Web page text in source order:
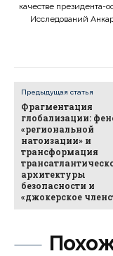
качестве президента-
Исследований
Предыдущая статья
Фрагментация
глобализации:
«региональной
натоизации» и
трансформация
архитектуры
безопасности и
«джокерское